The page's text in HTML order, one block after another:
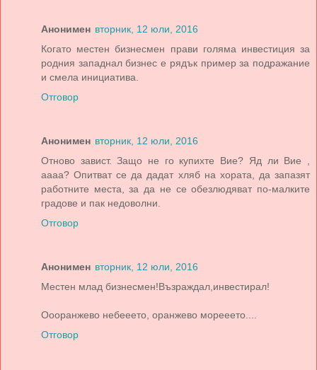
Анонимен вторник, 12 юли, 2016
Когато местен бизнесмен прави голяма инвестиция за
родния западнал бизнес е рядък пример за подражание
и смела инициатива.
Отговор
Анонимен вторник, 12 юли, 2016
Отново завист. Защо не го купихте Вие? Яд ли Вие ,
аааа? Опитват се да дадат хляб на хората, да запазят
работните места, за да не се обезлюдяват по-малките
градове и пак недоволни.
Отговор
Анонимен вторник, 12 юли, 2016
Местен млад бизнесмен!Възраждал,инвестирал!
Оооранжево небееето, оранжево морееето....
Отговор